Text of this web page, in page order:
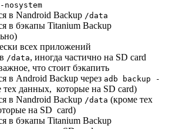
в Nandroid Backup /data
в бэкапы Titanium Backup
всех приложений
/data, иногда частично на SD card
что стоит бэкапить
в Android Backup через adb backup -
тех данных, которые на SD card)
в Nandroid Backup /data (кроме тех
на SD card)
в бэкапы Titanium Backup